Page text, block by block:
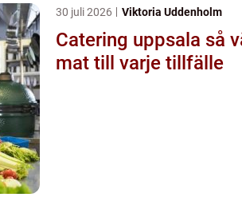
30 juli 2026 Viktoria Uddenholm
Catering uppsala så väljer du rätt
mat till varje tillfälle